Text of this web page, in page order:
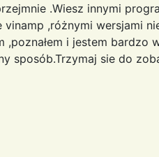
.Wiesz innymi
vinamp ,różnymi wersjami
,poznałem i jestem
sposób.Trzymaj sie do